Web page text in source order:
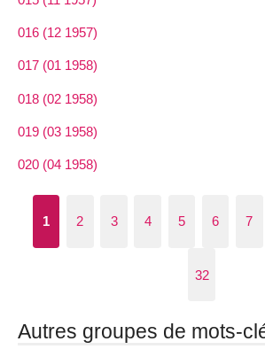
016 (12 1957)
017 (01 1958)
018 (02 1958)
019 (03 1958)
020 (04 1958)
1 2 3 4 5 6 7
32
Autres groupes de mots-